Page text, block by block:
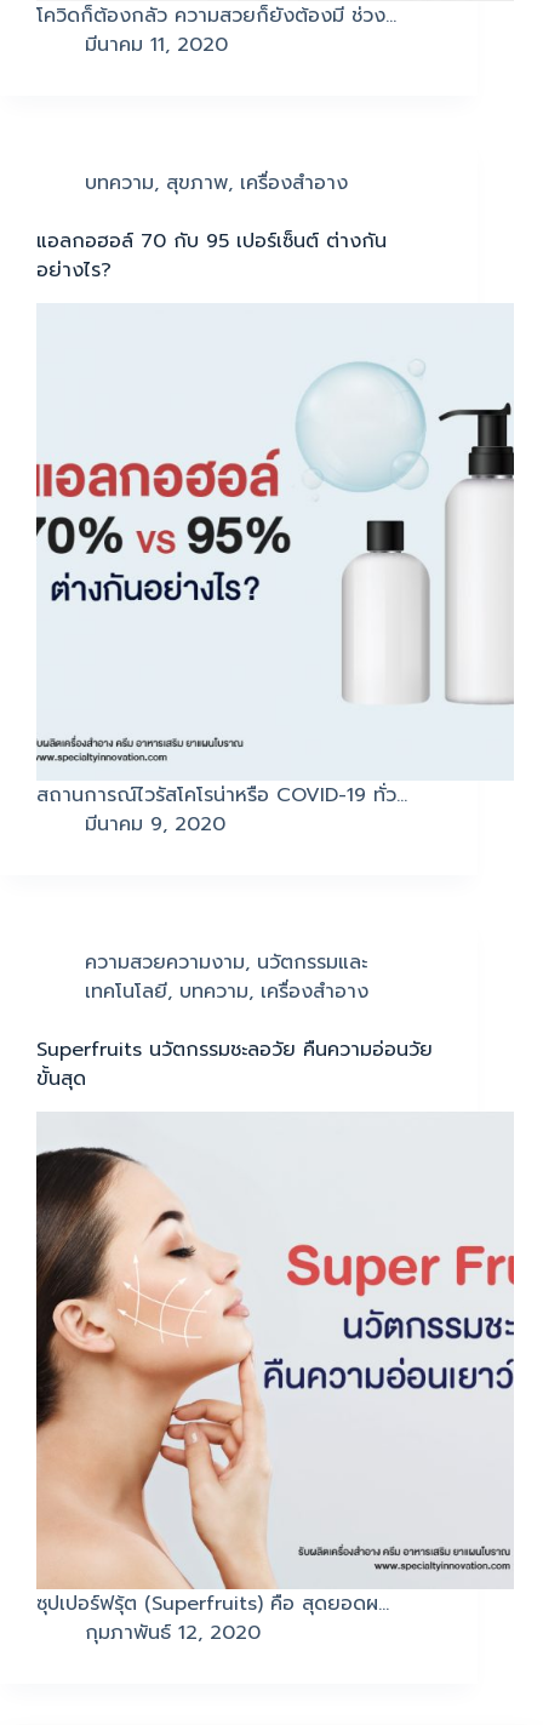
โควิดก็ต้องกลัว ความสวยก็ยังต้องมี ช่วง…
มีนาคม 11, 2020
บทความ, สุขภาพ, เครื่องสำอาง
แอลกอฮอล์ 70 กับ 95 เปอร์เซ็นต์ ต่างกัน
อย่างไร?
สถานการณ์ไวรัสโคโรน่าหรือ COVID-19 ทั่ว…
มีนาคม 9, 2020
ความสวยความงาม, นวัตกรรมและ
เทคโนโลยี, บทความ, เครื่องสำอาง
Superfruits นวัตกรรมชะลอวัย คืนความอ่อนวัย
ขั้นสุด
ซุปเปอร์ฟรุ้ต (Superfruits) คือ สุดยอดผ…
กุมภาพันธ์ 12, 2020